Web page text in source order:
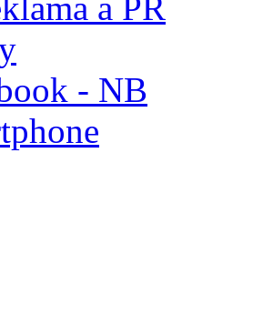
- NB